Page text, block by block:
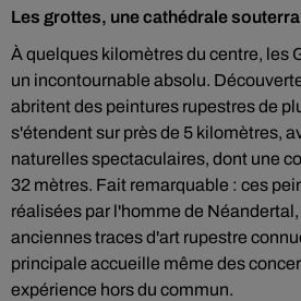
Les grottes, une cathédrale
À quelques kilomètres du centre, les
un incontournable absolu.
abritent des peintures rupestres de
s'étendent sur près de 5 kilomètres,
naturelles spectaculaires, dont une
32 mètres. Fait remarquable : ces
réalisées par l'homme de
anciennes traces d'art rupestre
principale accueille même des
expérience hors du commun.